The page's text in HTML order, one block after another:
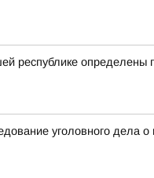
республике определены
уголовного